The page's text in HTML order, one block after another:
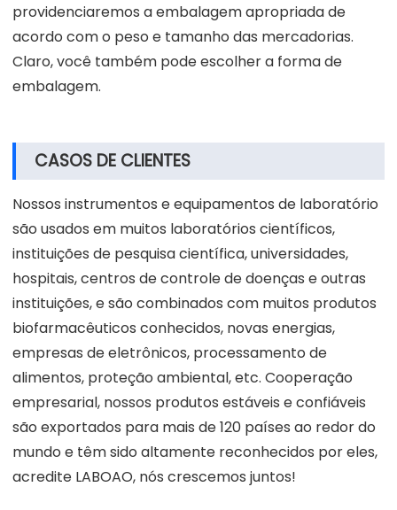
providenciaremos a embalagem apropriada de
acordo com o peso e tamanho das mercadorias.
Claro, você também pode escolher a forma de
embalagem.
CASOS DE CLIENTES
Nossos instrumentos e equipamentos de laboratório
são usados em muitos laboratórios científicos,
instituições de pesquisa científica, universidades,
hospitais, centros de controle de doenças e outras
instituições, e são combinados com muitos produtos
biofarmacêuticos conhecidos, novas energias,
empresas de eletrônicos, processamento de
alimentos, proteção ambiental, etc. Cooperação
empresarial, nossos produtos estáveis e confiáveis
são exportados para mais de 120 países ao redor do
mundo e têm sido altamente reconhecidos por eles,
acredite LABOAO, nós crescemos juntos!